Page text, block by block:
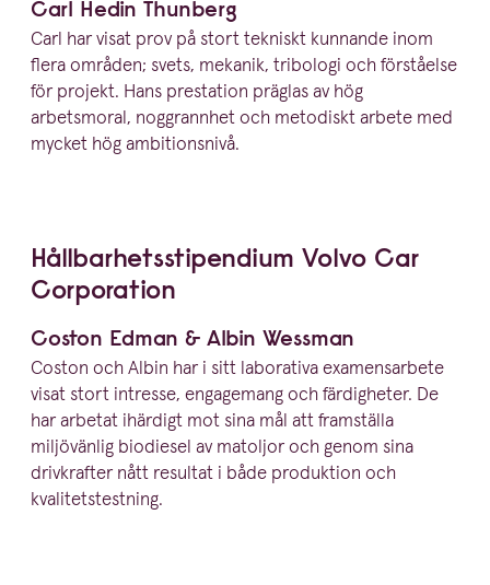
Carl Hedin Thunberg
Carl har visat prov på stort tekniskt kunnande inom
flera områden; svets, mekanik, tribologi och förståelse
för projekt. Hans prestation präglas av hög
arbetsmoral, noggrannhet och metodiskt arbete med
mycket hög ambitionsnivå.
Hållbar­hets­sti­pendium Volvo Car
Corporation
Coston Edman & Albin Wessman
Coston och Albin har i sitt laborativa examens­arbete
visat stort intresse, engagemang och färdigheter. De
har arbetat ihärdigt mot sina mål att framställa
miljövänlig biodiesel av matoljor och genom sina
drivkrafter nått resultat i både produktion och
kvalitetstestning.